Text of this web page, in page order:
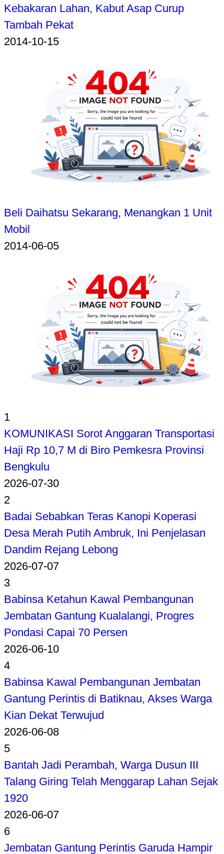
Kebakaran Lahan, Kabut Asap Curup
Tambah Pekat
2014-10-15
Beli Daihatsu Sekarang, Menangkan 1 Unit
Mobil
2014-06-05
1
KOMUNIKASI Sorot Anggaran Transportasi
Haji Rp 10,7 M di Biro Pemkesra Provinsi
Bengkulu
2026-07-30
2
Badai Sebabkan Teras Kanopi Koperasi
Desa Merah Putih Ambruk, Ini Penjelasan
Dandim Rejang Lebong
2026-07-07
3
Babinsa Ketahun Kawal Pembangunan
Jembatan Gantung Kualalangi, Progres
Pondasi Capai 70 Persen
2026-06-10
4
Babinsa Kawal Pembangunan Jembatan
Gantung Perintis di Batiknau, Akses Warga
Kian Dekat Terwujud
2026-06-08
5
Bantah Jadi Perambah, Warga Dusun III
Talang Giring Telah Menggarap Lahan Sejak
1920
2026-06-07
6
Jembatan Gantung Perintis Garuda Hampir